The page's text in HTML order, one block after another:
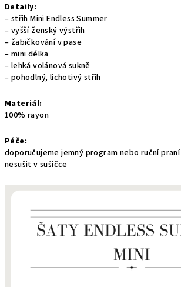
Detaily:
– střih Mini Endless Summer
– vyšší ženský výstřih
– žabičkování v pase
– mini délka
– lehká volánová sukně
– pohodlný, lichotivý střih
Materiál:
100% rayon
Péče:
doporučujeme jemný program nebo ruční praní
nesušit v sušičce